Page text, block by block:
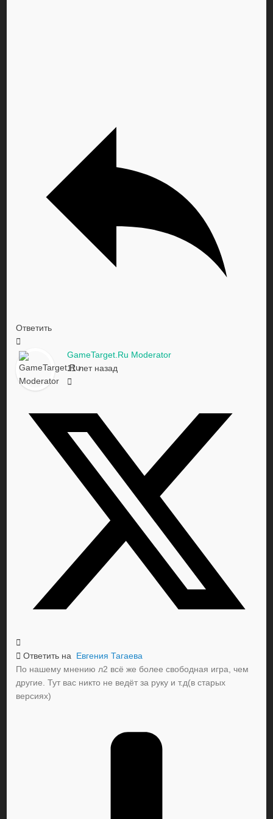
Ответить
GameTarget.Ru Moderator
11 лет назад
Ответить на Евгения Тагаева
По нашему мнению л2 всё же более свободная игра, чем
другие. Тут вас никто не ведёт за руку и т.д(в старых
версиях)